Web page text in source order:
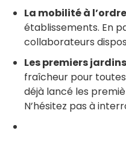
La mobilité à
établissements. En
collaborateurs
Les premiers
fraîcheur pour toutes
déjà lancé les
N’hésitez pas à